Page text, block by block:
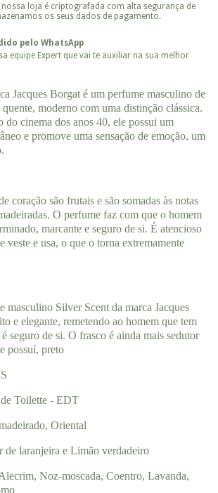
loja é criptografada com alta segurança de
os seus dados de pagamento.
pelo WhatsApp
equipe Expert que vai te auxiliar na sua melhor
Jacques Borgat é um perfume masculino de
quente, moderno com uma distinção clássica.
do cinema dos anos 40, ele possui um
e promove uma sensação de emoção, um
coração são frutais e são somadas às notas
O perfume faz com que o homem
marcante e seguro de si. É atencioso
veste e usa, o que o torna extremamente
masculino Silver Scent da marca Jacques
e elegante, remetendo ao homem que tem
seguro de si. O frasco é ainda mais sedutor
possuí, preto
Toilette - EDT
Oriental
de laranjeira e Limão verdadeiro
Noz-moscada, Coentro, Lavanda,